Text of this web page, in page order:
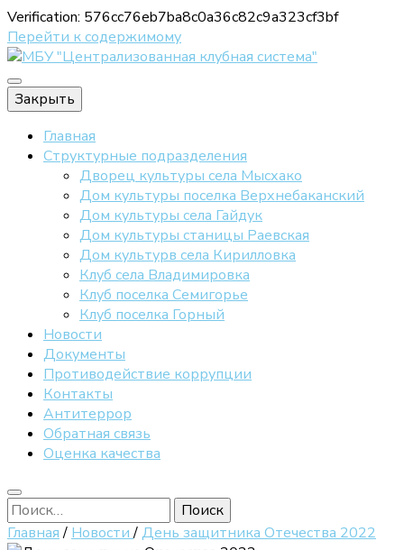
Verification: 576cc76eb7ba8c0a36c82c9a323cf3bf
Перейти к содержимому
МБУ
клубная
Официальный сайт МБУ "ЦКС"
Закрыть
Главная
Структурные подразделения
Дворец культуры села Мысхако
Дом культуры поселка Верхнебаканский
Дом культуры села Гайдук
Дом культуры станицы Раевская
Дом культурв села Кирилловка
Клуб села Владимировка
Клуб поселка Семигорье
Клуб поселка Горный
Новости
Документы
Противодействие коррупции
Контакты
Антитеррор
Обратная связь
Оценка качества
Найти:
Главная / Новости/День защитника Отечества 2022